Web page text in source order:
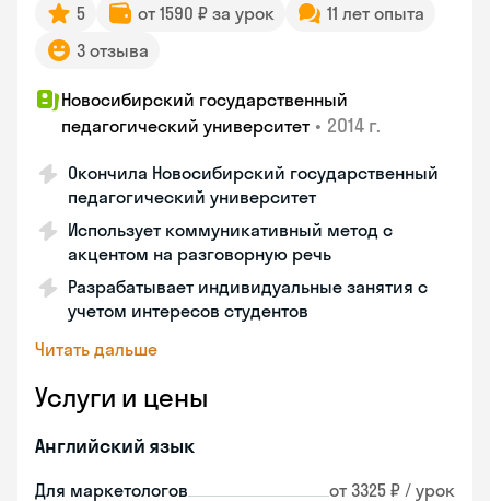
5 от 1590 ₽ за урок
11 лет опыта
3 отзыва
Новосибирский государственный
педагогический университет • 2014 г.
Окончила Новосибирский государственный
педагогический университет
Использует коммуникативный метод с
акцентом на разговорную речь
Разрабатывает индивидуальные занятия с
учетом интересов студентов
Читать дальше
Услуги и цены
Английский язык
Для маркетологов от 3325 ₽ / урок